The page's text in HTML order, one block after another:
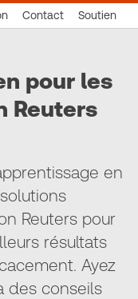
Contact Soutien
pour les
Reuters
en
Reuters pour
résultats
Ayez
des conseils